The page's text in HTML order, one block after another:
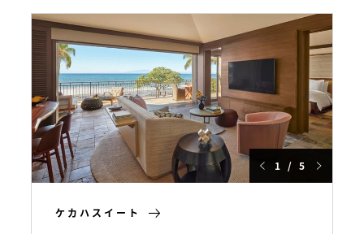
1 / 5
ケカハスイート